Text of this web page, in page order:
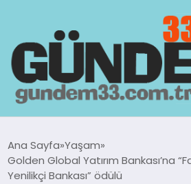
GÜNDEM
Ana Sayfa Yaşam
Golden Global Yatırım Bankası’na
Yenilikçi Bankası” ödülü